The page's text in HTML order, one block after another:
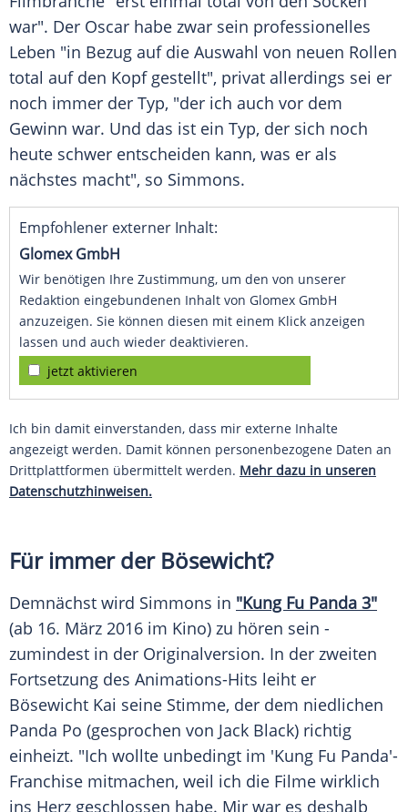
war". Der Oscar habe zwar sein professionelles
Leben "in Bezug auf die Auswahl von neuen Rollen
total auf den Kopf gestellt", privat allerdings sei er
noch immer der Typ, "der ich auch vor dem
Gewinn war. Und das ist ein Typ, der sich noch
heute schwer entscheiden kann, was er als
nächstes macht", so Simmons.
Empfohlener externer Inhalt:
Glomex GmbH
Wir benötigen Ihre Zustimmung, um den von unserer
Redaktion eingebundenen Inhalt von Glomex GmbH
anzuzeigen. Sie können diesen mit einem Klick anzeigen
lassen und auch wieder deaktivieren.
jetzt aktivieren
Ich bin damit einverstanden, dass mir externe Inhalte
angezeigt werden. Damit können personenbezogene Daten an
Drittplattformen übermittelt werden. Mehr dazu in unseren
Datenschutzhinweisen.
Für immer der Bösewicht?
Demnächst wird Simmons in "Kung Fu Panda 3"
(ab 16. März 2016 im Kino) zu hören sein -
zumindest in der Originalversion. In der zweiten
Fortsetzung des Animations-Hits leiht er
Bösewicht Kai seine Stimme, der dem niedlichen
Panda Po (gesprochen von Jack Black) richtig
einheizt. "Ich wollte unbedingt im 'Kung Fu Panda'-
Franchise mitmachen, weil ich die Filme wirklich
ins Herz geschlossen habe. Mir war es deshalb